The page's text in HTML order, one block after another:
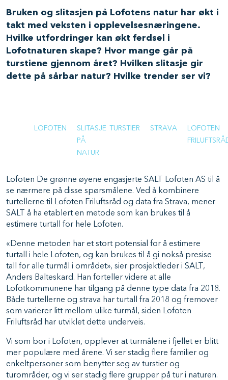
Bruken og slitasjen på Lofotens natur har økt i
takt med veksten i opplevelsesnæringene.
Hvilke utfordringer kan økt ferdsel i
Lofotnaturen skape? Hvor mange går på
turstiene gjennom året? Hvilken slitasje gir
dette på sårbar natur? Hvilke trender ser vi?
LOFOTEN
SLITASJE
PÅ
NATUR
TURSTIER STRAVA
LOFOTEN
Lofoten De grønne øyene engasjerte SALT Lofoten AS til å
se nærmere på disse spørsmålene. Ved å kombinere
turtellerne til Lofoten Friluftsråd og data fra Strava, mener
SALT å ha etablert en metode som kan brukes til å
estimere turtall for hele Lofoten.
«Denne metoden har et stort potensial for å estimere
turtall i hele Lofoten, og kan brukes til å gi nokså presise
tall for alle turmål i området», sier prosjektleder i SALT,
Anders Balteskard. Han forteller videre at alle
Lofotkommunene har tilgang på denne type data fra 2018.
Både turtellerne og strava har turtall fra 2018 og fremover
som varierer litt mellom ulike turmål, siden Lofoten
Friluftsråd har utviklet dette underveis.
Vi som bor i Lofoten, opplever at turmålene i fjellet er blitt
mer populære med årene. Vi ser stadig flere familier og
enkeltpersoner som benytter seg av turstier og
turområder, og vi ser stadig flere grupper på tur i naturen.